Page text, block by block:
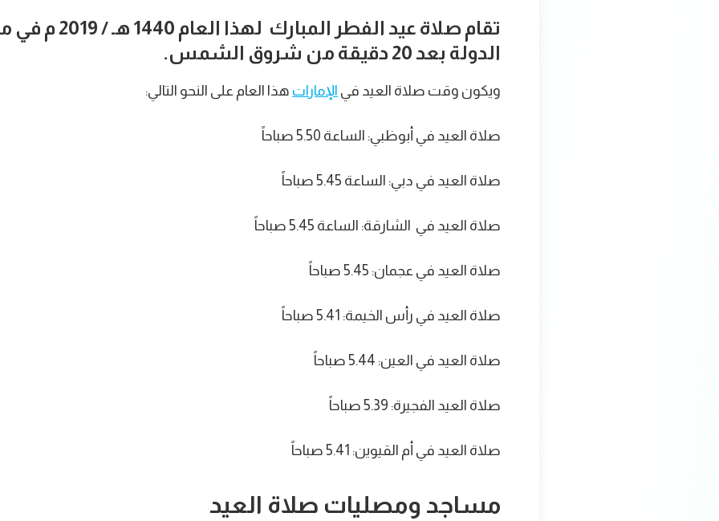
تقام صلاة عيد الفطر
الدولة بعد 20 دقيقة من شروق الشمس.
ويكون وقت صلاة العيد في الإمارات هذا العام على النحو التالي:
صلاة العيد في أبوظبي: الساعة 5.50 صباحاً
صلاة العيد في دبي: الساعة 5.45 صباحاً
صلاة العيد في الشارقة: الساعة 5.45 صباحاً
صلاة العيد في عجمان: 5.45 صباحاً
صلاة العيد في رأس الخيمة: 5.41 صباحاً
صلاة العيد في العين: 5.44 صباحاً
صلاة العيد الفجيرة: 5.39 صباحاً
صلاة العيد في أم القيوين: 5.41 صباحاً
مساجد ومصليات صلاة العيد